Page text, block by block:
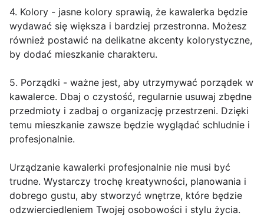
4. Kolory - jasne kolory sprawią, że kawalerka będzie
wydawać się większa i bardziej przestronna. Możesz
również postawić na delikatne akcenty kolorystyczne,
by dodać mieszkanie charakteru.
5. Porządki - ważne jest, aby utrzymywać porządek w
kawalerce. Dbaj o czystość, regularnie usuwaj zbędne
przedmioty i zadbaj o organizację przestrzeni. Dzięki
temu mieszkanie zawsze będzie wyglądać schludnie i
profesjonalnie.
Urządzanie kawalerki profesjonalnie nie musi być
trudne. Wystarczy trochę kreatywności, planowania i
dobrego gustu, aby stworzyć wnętrze, które będzie
odzwierciedleniem Twojej osobowości i stylu życia.